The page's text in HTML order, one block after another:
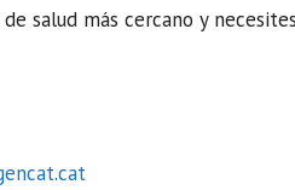
salud más cercano y